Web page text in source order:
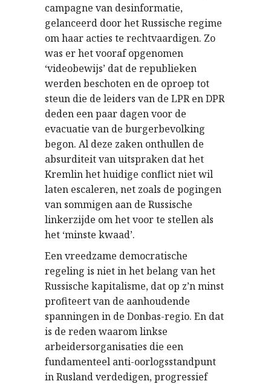
campagne van desinformatie,
gelanceerd door het Russische regime
om haar acties te rechtvaardigen. Zo
was er het vooraf opgenomen
‘videobewijs’ dat de republieken
werden beschoten en de oproep tot
steun die de leiders van de LPR en DPR
deden een paar dagen voor de
evacuatie van de burgerbevolking
begon. Al deze zaken onthullen de
absurditeit van uitspraken dat het
Kremlin het huidige conflict niet wil
laten escaleren, net zoals de pogingen
van sommigen aan de Russische
linkerzijde om het voor te stellen als
het ‘minste kwaad’.
Een vreedzame democratische
regeling is niet in het belang van het
Russische kapitalisme, dat op z’n minst
profiteert van de aanhoudende
spanningen in de Donbas-regio. En dat
is de reden waarom linkse
arbeidersorganisaties die een
fundamenteel anti-oorlogsstandpunt
in Rusland verdedigen, progressief